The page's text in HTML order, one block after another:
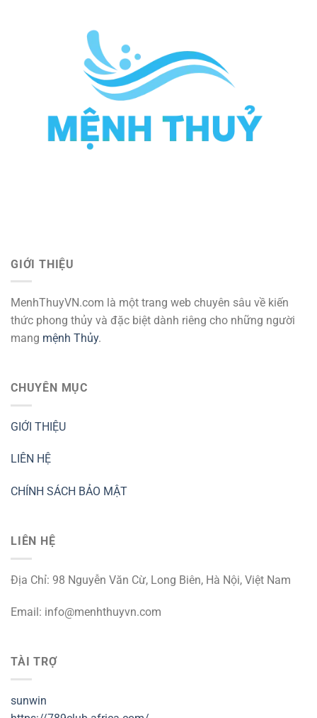
GIỚI THIỆU
MenhThuyVN.com là một trang web chuyên sâu về kiến
thức phong thủy và đặc biệt dành riêng cho những người
mang mệnh Thủy.
CHUYÊN MỤC
GIỚI THIỆU
LIÊN HỆ
CHÍNH SÁCH BẢO MẬT
LIÊN HỆ
Địa Chỉ: 98 Nguyễn Văn Cừ, Long Biên, Hà Nội, Việt Nam
Email: info@menhthuyvn.com
TÀI TRỢ
sunwin